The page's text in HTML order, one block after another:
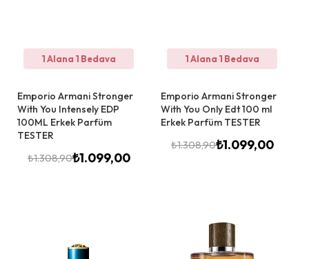
1 Alana 1 Bedava
Emporio Armani Stronger
With You Intensely EDP
100ML Erkek Parfüm
TESTER
₺1.308,90₺1.099,00
1 Alana 1 Bedava
Emporio Armani Stronger
With You Only Edt 100 ml
Erkek Parfüm TESTER
₺1.308,90₺1.099,00